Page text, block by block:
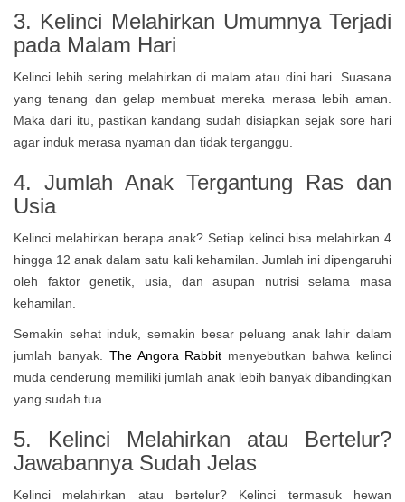
3. Kelinci Melahirkan Umumnya Terjadi
pada Malam Hari
Kelinci lebih sering melahirkan di malam atau dini hari. Suasana
yang tenang dan gelap membuat mereka merasa lebih aman.
Maka dari itu, pastikan kandang sudah disiapkan sejak sore hari
agar induk merasa nyaman dan tidak terganggu.
4. Jumlah Anak Tergantung Ras dan
Usia
Kelinci melahirkan berapa anak? Setiap kelinci bisa melahirkan 4
hingga 12 anak dalam satu kali kehamilan. Jumlah ini dipengaruhi
oleh faktor genetik, usia, dan asupan nutrisi selama masa
kehamilan.
Semakin sehat induk, semakin besar peluang anak lahir dalam
jumlah banyak.
The Angora Rabbit menyebutkan bahwa kelinci
muda cenderung memiliki jumlah anak lebih banyak dibandingkan
yang sudah tua.
5. Kelinci Melahirkan atau Bertelur?
Jawabannya Sudah Jelas
Kelinci melahirkan atau bertelur? Kelinci termasuk hewan